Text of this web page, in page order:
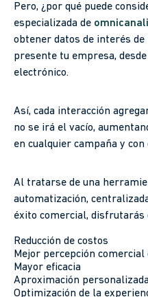
Pero, ¿por qué puede
especializada de
obtener datos de interés de
presente tu empresa,
electrónico.
Así, cada interacción
no se irá el vacío,
en cualquier campaña y
Al tratarse de una
automatización,
éxito comercial, disfrutarás
Reducción de costos
Mejor percepción
Mayor eficacia
Aproximación
Optimización de la